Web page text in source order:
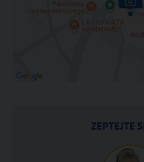
ZEPTEJTE